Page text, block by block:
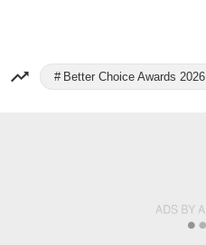
Better Choice Awards 2026